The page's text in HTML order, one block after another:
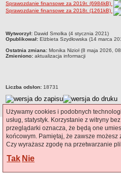
Deklaracja dostępności
nazwa
Co i jak załatwić w BOK-u?
Zamówienia bez procedury PZP -
Zamówienia zgodne z procedurą
Archiwalne - Zamówiena zgodne
Archiwalne - Zamówienia zgodne
01.03.2016
Sprawozdanie finansowe za 2019r. (6984kB)
Sprawozdanie finansowe za 2018r. (1261kB)
metryczka
Wytworzył: Dawid Smolka (4 stycznia 2021)
Opublikował: Elżbieta Szydłowska (14 marca
Ostatnia zmiana: Monika Nizioł (8 maja 2026,
Zmieniono: aktualizacja informacji
Liczba odsłon: 18731
Ostatnia aktualizacja BIP: 05.08.2026 12:21
Polityka Cookies
CMS i hosting: Logonet Sp. z o.o.
Używamy cookies i podobnych
usług, statystyk. Korzystanie z witryny
przeglądarki oznacza, że będą one
końcowym. Pamiętaj, że zawsze
Czy wyrażasz zgodę na przetwarzanie
Tak Nie